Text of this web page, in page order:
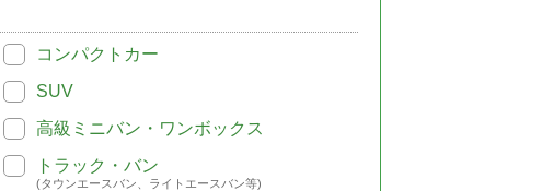
コンパクトカー
SUV
高級ミニバン・ワンボックス
トラック・バン
(タウンエースバン、ライトエースバン等)